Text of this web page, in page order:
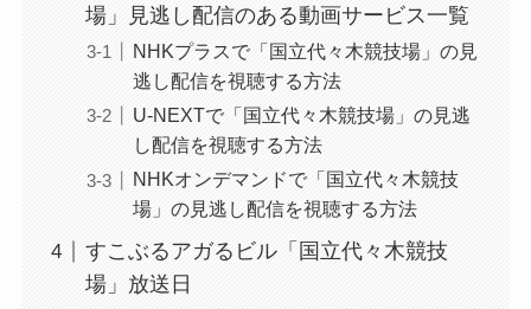
場」見逃し配信のある動画サービス一覧
NHKプラスで「国立代々木競技場」の見
逃し配信を視聴する方法
U-NEXTで「国立代々木競技場」の見逃
し配信を視聴する方法
NHKオンデマンドで「国立代々木競技
場」の見逃し配信を視聴する方法
すこぶるアガるビル「国立代々木競技
場」放送日